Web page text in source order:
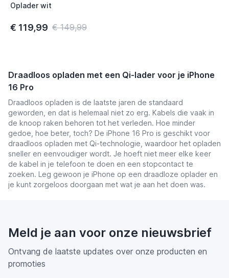
Oplader wit
€ 119,99 € 149,99
Draadloos opladen met een Qi-lader voor je iPhone
16 Pro
Draadloos opladen is de laatste jaren de standaard
geworden, en dat is helemaal niet zo erg. Kabels die vaak in
de knoop raken behoren tot het verleden. Hoe minder
gedoe, hoe beter, toch? De iPhone 16 Pro is geschikt voor
draadloos opladen met Qi-technologie, waardoor het opladen
sneller en eenvoudiger wordt. Je hoeft niet meer elke keer
de kabel in je telefoon te doen en een stopcontact te
zoeken. Leg gewoon je iPhone op een draadloze oplader en
je kunt zorgeloos doorgaan met wat je aan het doen was.
Meld je aan voor onze nieuwsbrief
Ontvang de laatste updates over onze producten en
promoties